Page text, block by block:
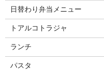
日替わり弁当メニュー
トアルコトラジャ
ランチ
パスタ